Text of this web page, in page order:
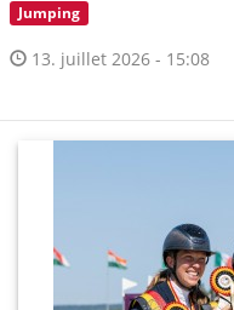
Jumping
13. juillet 2026 - 15:08